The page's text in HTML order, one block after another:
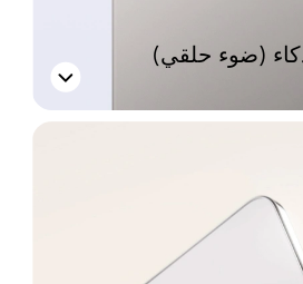
(ضوء حلقي) إضاءة الهالة بالذكاء